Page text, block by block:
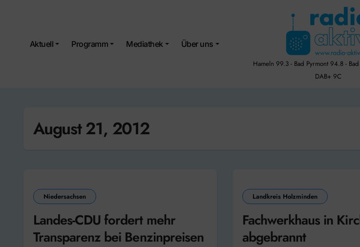
Aktuell Programm Mediathek Über uns
Hameln 99.3 - Bad Pyrmont 94.8 -
DAB+ 9C
August 21, 2012
Niedersachsen
Landes-CDU fordert mehr
Transparenz bei Benzinpreisen
Landkreis Holzminden
Fachwerkhaus in
abgebrannt